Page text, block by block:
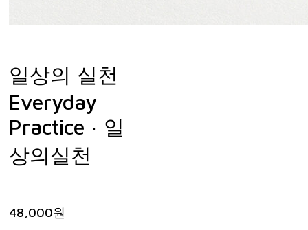
일상의 실천
Everyday
Practice · 일
상의실천
48,000원